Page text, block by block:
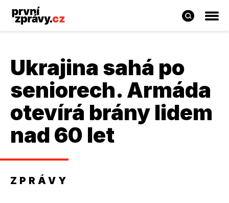
Ukrajina sahá po
seniorech. Armáda
otevírá brány lidem
nad 60 let
ZPRÁVY